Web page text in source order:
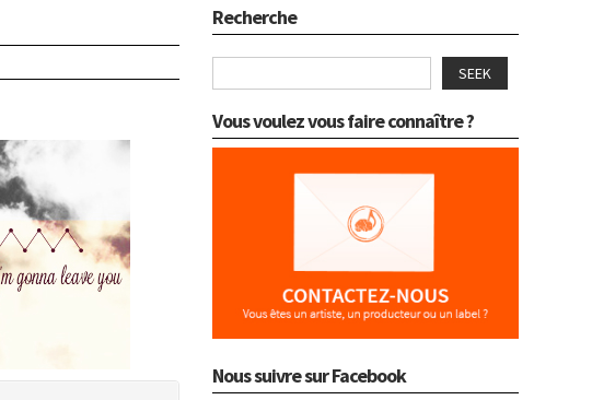
Recherche
SEEK
Vous voulez vous faire connaître ?
Nous suivre sur Facebook